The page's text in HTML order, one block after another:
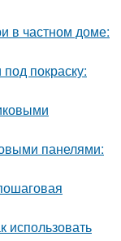
в частном доме:
покраску:
панелями:
использовать